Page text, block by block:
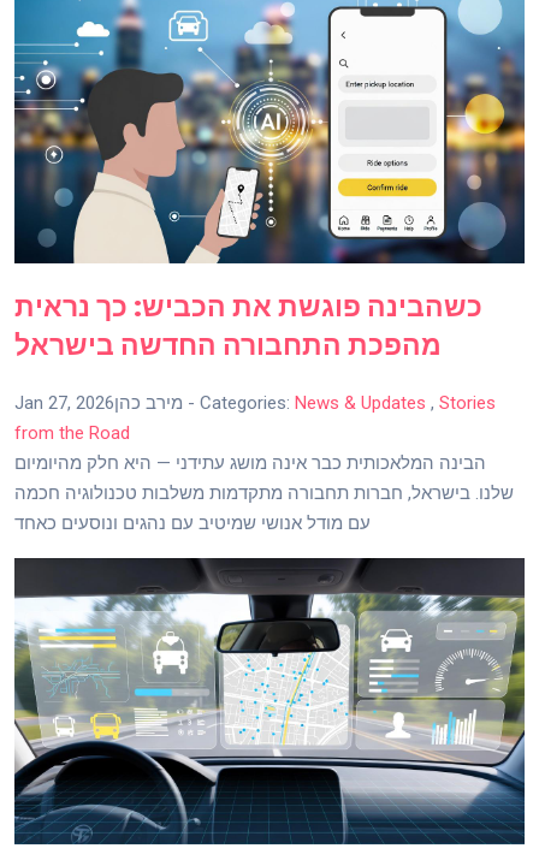
כשהבינה פוגשת את הכביש: כך נראית
מהפכת התחבורה החדשה בישראל
Jan 27, 2026מירב כהן - Categories: News & Updates , Stories
from the Road
הבינה המלאכותית כבר אינה מושג עתידני — היא חלק מהיומיום
שלנו. בישראל, חברות תחבורה מתקדמות משלבות טכנולוגיה חכמה
עם מודל אנושי שמיטיב עם נהגים ונוסעים כאחד